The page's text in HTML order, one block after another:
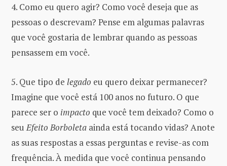
4. Como eu quero agir? Como você deseja que as
pessoas o descrevam? Pense em algumas palavras
que você gostaria de lembrar quando as pessoas
pensassem em você.
5. Que tipo de legado eu quero deixar permanecer?
Imagine que você está 100 anos no futuro. O que
parece ser o impacto que você tem deixado? Como o
seuEfeito Borboleta ainda está tocando vidas? Anote
as suas respostas a essas perguntas e revise-as com
frequência. À medida que você continua pensando